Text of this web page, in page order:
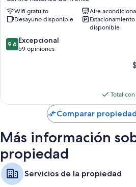
Televisiones de pantalla plana con
Calefacción, servicio de limpieza diario
Cavour
34
Centro
de
Trento
Wifi gratuito
Aire
Desayuno disponible
Estacionamiento
disponible
9.6
de
9.6 Excepcional
59 opiniones
Total
Comparar
Más información
propiedad
Servicios de la propiedad